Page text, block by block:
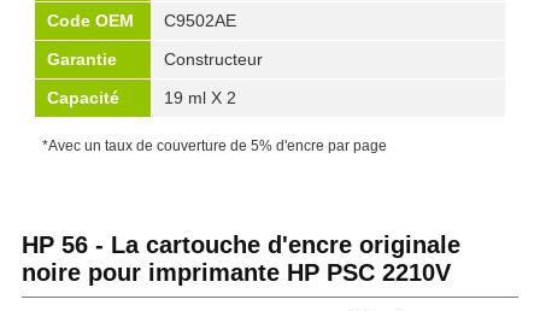
Code OEM
C9502AE
Garantie
Constructeur
Capacité
19 ml X 2
*Avec un taux de couverture de 5% d'encre par page
HP 56 - La cartouche d'encre originale
noire pour imprimante HP PSC 2210V